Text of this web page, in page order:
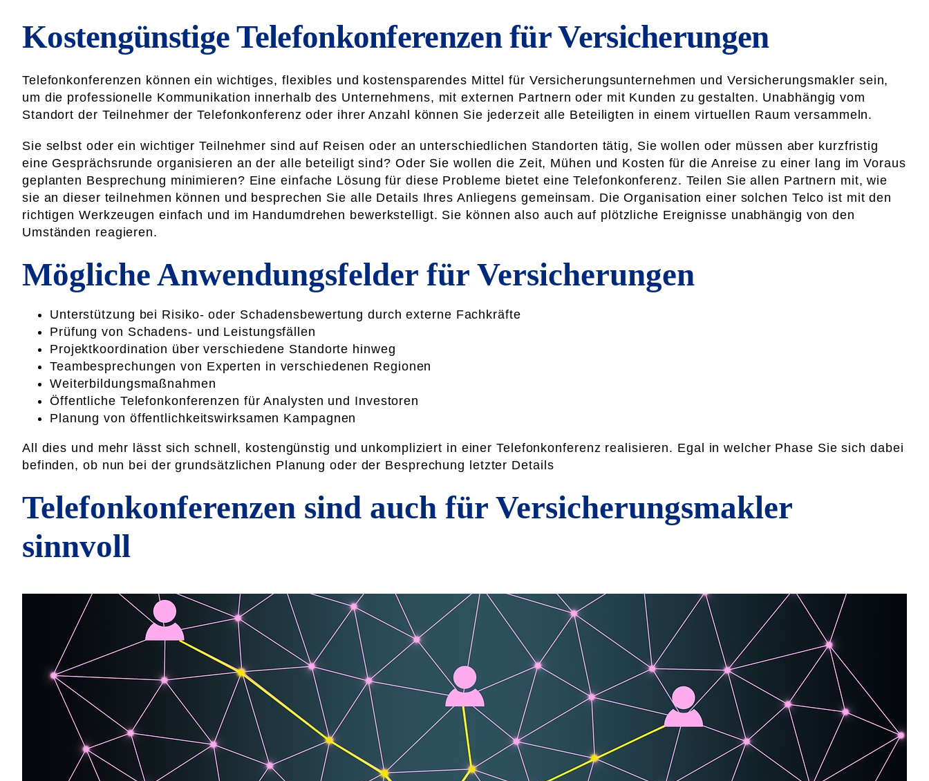
Kostengünstige Telefonkonferenzen für Versicherungen
Telefonkonferenzen können ein wichtiges, flexibles und kostensparendes Mittel für Versicherungsunternehmen und Versicherungsmakler sein,
um die professionelle Kommunikation innerhalb des Unternehmens, mit externen Partnern oder mit Kunden zu gestalten. Unabhängig vom
Standort der Teilnehmer der Telefonkonferenz oder ihrer Anzahl können Sie jederzeit alle Beteiligten in einem virtuellen Raum versammeln.
Sie selbst oder ein wichtiger Teilnehmer sind auf Reisen oder an unterschiedlichen Standorten tätig, Sie wollen oder müssen aber kurzfristig
eine Gesprächsrunde organisieren an der alle beteiligt sind? Oder Sie wollen die Zeit, Mühen und Kosten für die Anreise zu einer lang im Voraus
geplanten Besprechung minimieren? Eine einfache Lösung für diese Probleme bietet eine Telefonkonferenz. Teilen Sie allen Partnern mit, wie
sie an dieser teilnehmen können und besprechen Sie alle Details Ihres Anliegens gemeinsam. Die Organisation einer solchen Telco ist mit den
richtigen Werkzeugen einfach und im Handumdrehen bewerkstelligt. Sie können also auch auf plötzliche Ereignisse unabhängig von den
Umständen reagieren.
Mögliche Anwendungsfelder für Versicherungen
Unterstützung bei Risiko- oder Schadensbewertung durch externe Fachkräfte
Prüfung von Schadens- und Leistungsfällen
Projektkoordination über verschiedene Standorte hinweg
Teambesprechungen von Experten in verschiedenen Regionen
Weiterbildungsmaßnahmen
Öffentliche Telefonkonferenzen für Analysten und Investoren
Planung von öffentlichkeitswirksamen Kampagnen
All dies und mehr lässt sich schnell, kostengünstig und unkompliziert in einer Telefonkonferenz realisieren. Egal in welcher Phase Sie sich dabei
befinden, ob nun bei der grundsätzlichen Planung oder der Besprechung letzter Details
Telefonkonferenzen sind auch für Versicherungsmakler
sinnvoll